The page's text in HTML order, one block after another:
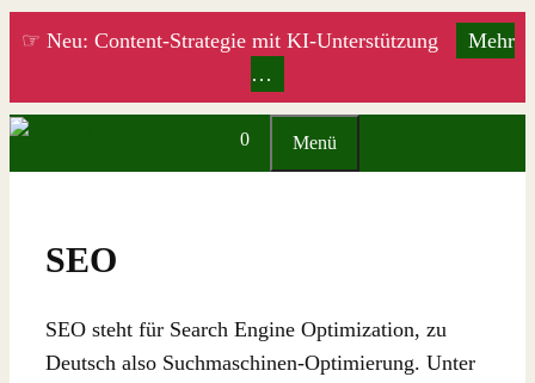
Zum
☞ Neu: Content-Strategie mit KI-Unterstützung
Mehr
…
0 Menü
SEO
SEO steht für Search Engine Optimization, zu
Deutsch also Suchmaschinen-Optimierung. Unter